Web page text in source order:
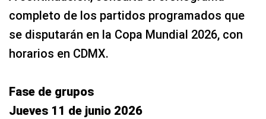
completo de los partidos programados que
se disputarán en la Copa Mundial 2026, con
horarios en CDMX.
Fase de grupos
Jueves 11 de junio 2026